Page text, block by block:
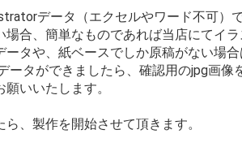
データ（エクセルやワード不可）
場合、簡単なものであれば当店にてイ
ータや、紙ベースでしか原稿がない場
ータができましたら、確認用のjpg画像
いいたします。
、製作を開始させて頂きます。